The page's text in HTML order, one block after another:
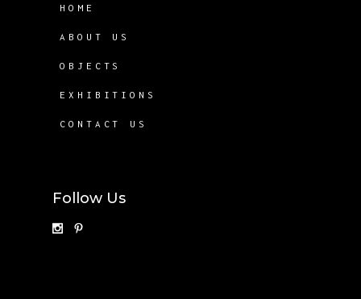
HOME
ABOUT US
OBJECTS
EXHIBITIONS
CONTACT US
Follow Us